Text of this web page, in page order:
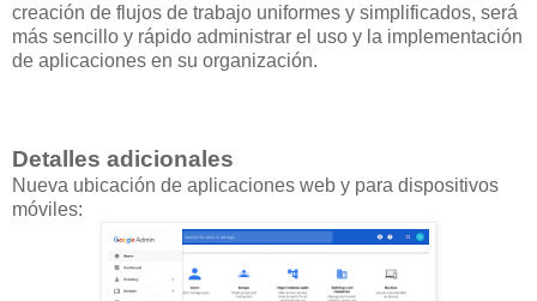
creación de flujos de trabajo uniformes y simplificados, será
más sencillo y rápido administrar el uso y la implementación
de aplicaciones en su organización.
Detalles adicionales
Nueva ubicación de aplicaciones web y para dispositivos
móviles: